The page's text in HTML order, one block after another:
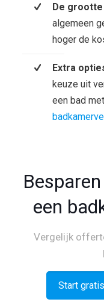
De grootte
algemeen
hoger de
Extra
keuze uit
een bad
een
Vergelijk
Start